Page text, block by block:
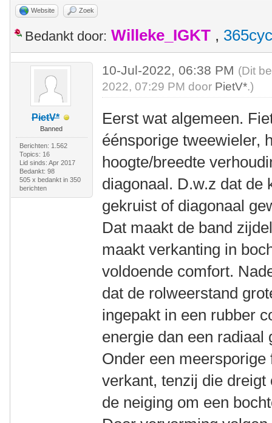
Website Zoek
Bedankt door: Willeke_IGKT ,
PietV*
Banned
Berichten: 1.562
Topics: 16
Lid sinds: Apr 2017
Bedankt: 98
505 x bedankt in 350
berichten
10-Jul-2022, 06:38 PM (Dit
2022, 07:29 PM door PietV*.)
Eerst wat algemeen.
éénsporige tweewieler,
hoogte/breedte
diagonaal. D.w.z dat de
gekruist of diagonaal
Dat maakt de band
maakt verkanting in
voldoende comfort.
dat de rolweerstand
ingepakt in een rubber
energie dan een radiaal
Onder een
verkant, tenzij die
de neiging om een